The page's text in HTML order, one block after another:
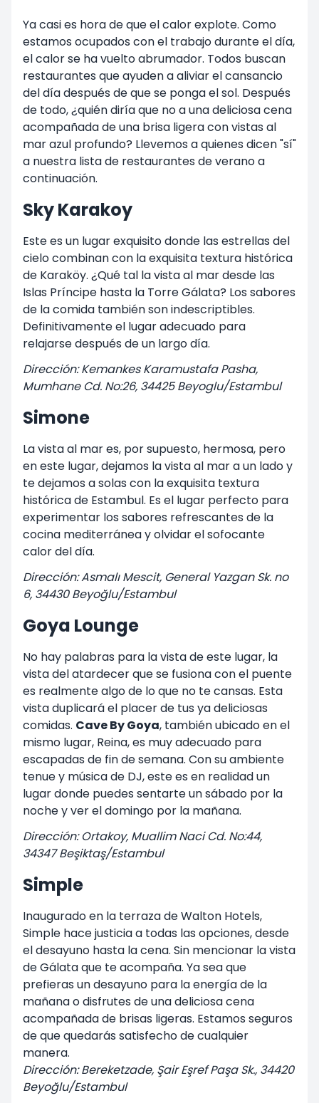
Ya casi es hora de que el calor explote. Como
estamos ocupados con el trabajo durante el día,
el calor se ha vuelto abrumador. Todos buscan
restaurantes que ayuden a aliviar el cansancio
del día después de que se ponga el sol. Después
de todo, ¿quién diría que no a una deliciosa cena
acompañada de una brisa ligera con vistas al
mar azul profundo? Llevemos a quienes dicen "sí"
a nuestra lista de restaurantes de verano a
continuación.
Sky Karakoy
Este es un lugar exquisito donde las estrellas del
cielo combinan con la exquisita textura histórica
de Karaköy. ¿Qué tal la vista al mar desde las
Islas Príncipe hasta la Torre Gálata? Los sabores
de la comida también son indescriptibles.
Definitivamente el lugar adecuado para
relajarse después de un largo día.
Dirección: Kemankes Karamustafa Pasha,
Mumhane Cd. No:26, 34425 Beyoglu/Estambul
Simone
La vista al mar es, por supuesto, hermosa, pero
en este lugar, dejamos la vista al mar a un lado y
te dejamos a solas con la exquisita textura
histórica de Estambul. Es el lugar perfecto para
experimentar los sabores refrescantes de la
cocina mediterránea y olvidar el sofocante
calor del día.
Dirección: Asmalı Mescit, General Yazgan Sk. no
6, 34430 Beyoğlu/Estambul
Goya Lounge
No hay palabras para la vista de este lugar, la
vista del atardecer que se fusiona con el puente
es realmente algo de lo que no te cansas. Esta
vista duplicará el placer de tus ya deliciosas
comidas. Cave By Goya, también ubicado en el
mismo lugar, Reina, es muy adecuado para
escapadas de fin de semana. Con su ambiente
tenue y música de DJ, este es en realidad un
lugar donde puedes sentarte un sábado por la
noche y ver el domingo por la mañana.
Dirección: Ortakoy, Muallim Naci Cd. No:44,
34347 Beşiktaş/Estambul
Simple
Inaugurado en la terraza de Walton Hotels,
Simple hace justicia a todas las opciones, desde
el desayuno hasta la cena. Sin mencionar la vista
de Gálata que te acompaña. Ya sea que
prefieras un desayuno para la energía de la
mañana o disfrutes de una deliciosa cena
acompañada de brisas ligeras. Estamos seguros
de que quedarás satisfecho de cualquier
manera.
Dirección: Bereketzade, Şair Eşref Paşa Sk., 34420
Beyoğlu/Estambul